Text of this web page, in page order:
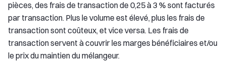
pièces, des frais de transaction de 0,25 à 3 % sont facturés
par transaction. Plus le volume est élevé, plus les frais de
transaction sont coûteux, et vice versa. Les frais de
transaction servent à couvrir les marges bénéficiaires et/ou
le prix du maintien du mélangeur.